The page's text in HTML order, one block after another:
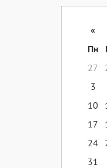
«
Пн
27
3
10
17
24
31